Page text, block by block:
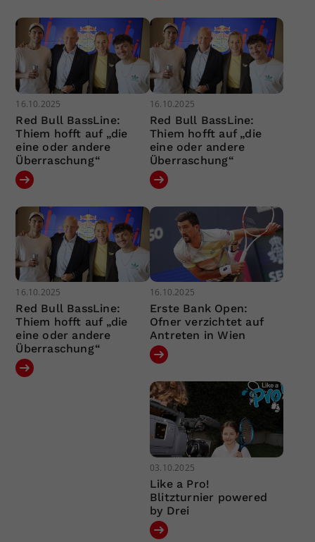
16.10.2025
Red Bull BassLine:
Thiem hofft auf „die
eine oder andere
Überraschung“
16.10.2025
Red Bull BassLine:
Thiem hofft auf „die
eine oder andere
Überraschung“
16.10.2025
Red Bull BassLine:
Thiem hofft auf „die
eine oder andere
Überraschung“
16.10.2025
Erste Bank Open:
Ofner verzichtet auf
Antreten in Wien
03.10.2025
Like a Pro!
Blitzturnier powered
by Drei